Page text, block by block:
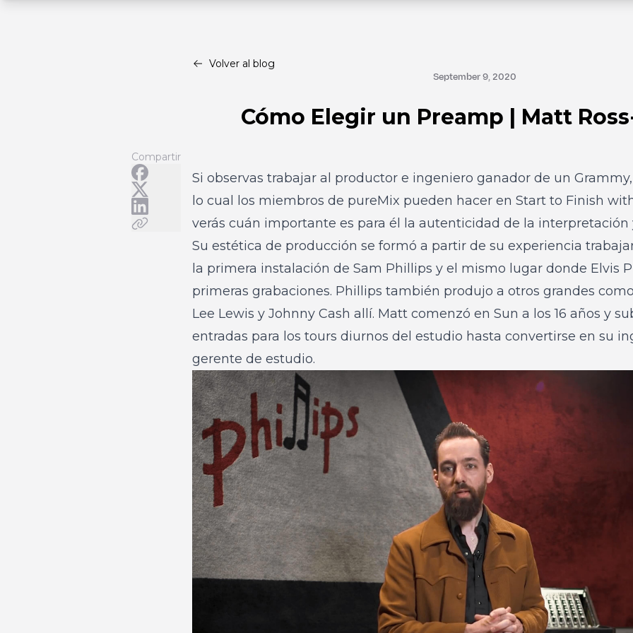
Volver al blog
September 9, 2020
Cómo Elegir un Preamp | Matt
Compartir
Si observas trabajar al productor e ingeniero ganador de un
lo cual los miembros de pureMix pueden hacer en Start to Finish
verás cuán importante es para él la autenticidad de la interpretación
Su estética de producción se formó a partir de su experiencia
la primera instalación de Sam Phillips y el mismo lugar donde Elvis
primeras grabaciones. Phillips también produjo a otros grandes
Lee Lewis y Johnny Cash allí. Matt comenzó en Sun a los 16 años y
entradas para los tours diurnos del estudio hasta convertirse en su
gerente de estudio.